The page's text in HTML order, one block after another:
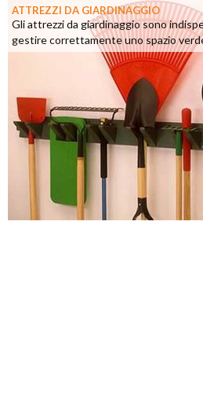
ATTREZZI DA GIARDINAGGIO
Gli attrezzi da giardinaggio sono
gestire correttamente uno spazio